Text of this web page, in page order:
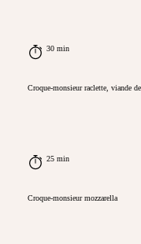
30 min
Croque-monsieur raclette, viande
25 min
Croque-monsieur mozzarella